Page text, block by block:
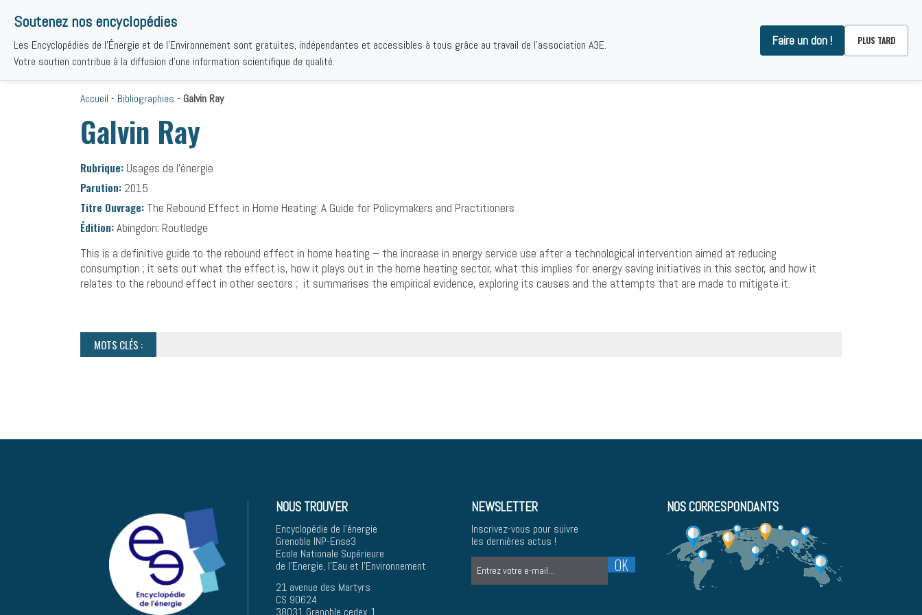
THÉMATIQUES AUTEURS INSTITUTIONS BIBLIOGRAPHIES QUI SOMMES-NOUS ?
Accueil - Bibliographies - Galvin Ray
Galvin Ray
Rubrique: Usages de l’énergie
Parution: 2015
Titre Ouvrage: The Rebound Effect in Home Heating: A Guide for Policymakers and Practitioners
Édition:Abingdon: Routledge
This is a definitive guide to the rebound effect in home heating – the increase in energy service use after a technological intervention aimed at reducing
consumption ; it sets out what the effect is, how it plays out in the home heating sector, what this implies for energy saving initiatives in this sector, and how it
relates to the rebound effect in other sectors ; it summarises the empirical evidence, exploring its causes and the attempts that are made to mitigate it.
MOTS CLÉS :
NOUS TROUVER
Encyclopédie de l'énergie
Grenoble INP-Ense3
Ecole Nationale Supérieure
de l'Energie, l'Eau et l'Environnement
21 avenue des Martyrs
CS 90624
38031 Grenoble cedex 1
NEWSLETTER
Inscrivez-vous pour suivre
les dernières actus !
NOS CORRESPONDANTS
Soutenez nos encyclopédies
Les Encyclopédies de l'Énergie et de l'Environnement sont gratuites, indépendantes et accessibles à tous grâce au travail de l'association A3E.
Votre soutien contribue à la diffusion d'une information scientifique de qualité.
Faire un don ! PLUS TARD